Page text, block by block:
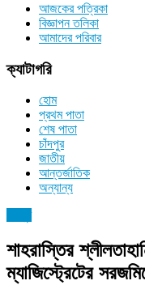
আজকের পত্রিকা
বিজ্ঞাপন তলিকা
আমাদের পরিবার
ক্যাটাগরি
হোম
প্রথম পাতা
শেষ পাতা
চাঁদপুর
জাতীয়
আন্তর্জাতিক
অন্যান্য
শাহরাস্তির
ম্যাজিস্ট্রেটের